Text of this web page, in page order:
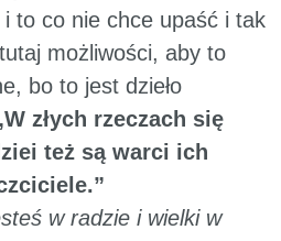
to co nie chce upaść i tak
możliwości, aby to
bo to jest dzieło
złych rzeczach się
też są warci ich
w radzie i wielki w